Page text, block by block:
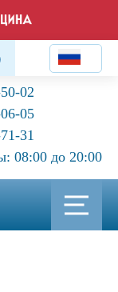
02
05
31
08:00 до 20:00